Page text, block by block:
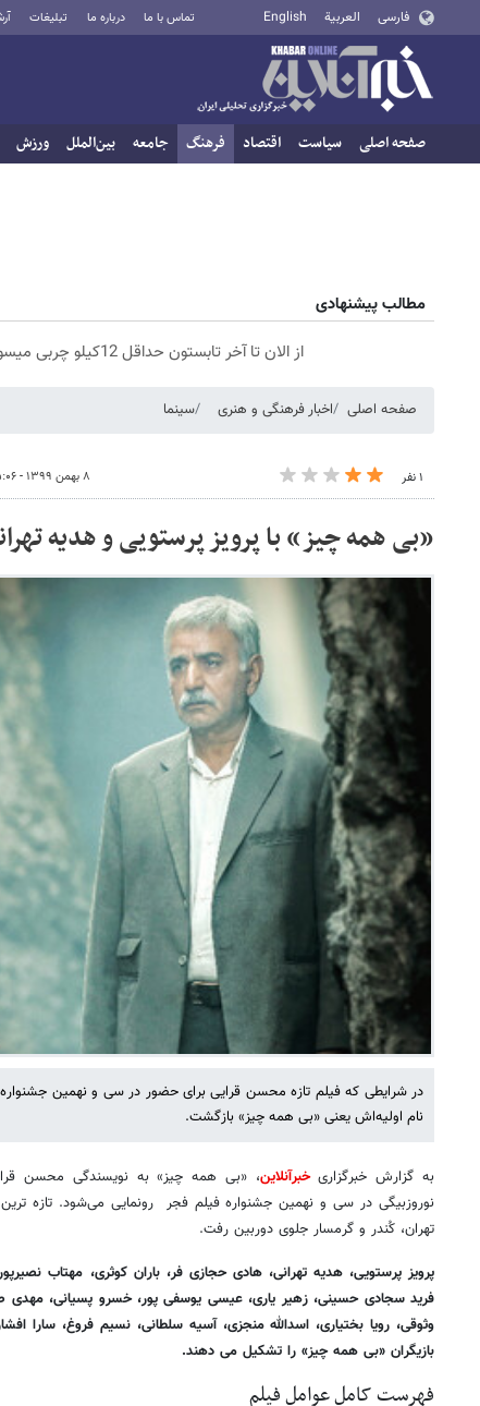
فارسی العربية English تماس با ما درباره ما تبلیغات
صفحه اصلی سیاست اقتصاد فرهنگ جامعه بین‌الملل ورزش
مطالب پیشنهادی
از الان تا آخر تابستون حداقل 12کیلو چربی میسوزونی🧨
صفحه اصلی اخبار فرهنگی و هنری سینما
۱ نفر ۸ بهمن ۱۳۹۹ - ۱۵:۰۶
«بی‌ همه‌ چیز» با پرویز پرستویی و هدیه‌
در شرایطی که فیلم تازه محسن قرایی برای حضور در سی و نهمین جشنواره
نام اولیه‌اش یعنی «بی همه چیز» بازگشت.
به گزارش خبرگزاریخبرآنلاین، «بی همه چیز» به نویسندگی محسن
نوروزبیگی در سی و نهمین جشنواره فیلم فجر رونمایی می‌شود. تازه
تهران، کُندر و گرمسار جلوی دوربین رفت.
پرویز پرستویی، هدیه تهرانی، هادی حجازی فر، باران کوثری، مهتاب
فرید سجادی حسینی، زهیر یاری، عیسی یوسفی پور، خسرو پسیانی، مهدی
وثوقی، رویا بختیاری، اسدالله منجزی، آسیه سلطانی، نسیم فروغ، سارا
بازیگران «بی همه چیز» را تشکیل می دهند.
فهرست کامل عوامل فیلم